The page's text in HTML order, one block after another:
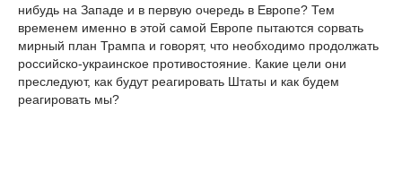
нибудь на Западе и в первую очередь в Европе? Тем
временем именно в этой самой Европе пытаются сорвать
мирный план Трампа и говорят, что необходимо продолжать
российско-украинское противостояние. Какие цели они
преследуют, как будут реагировать Штаты и как будем
реагировать мы?